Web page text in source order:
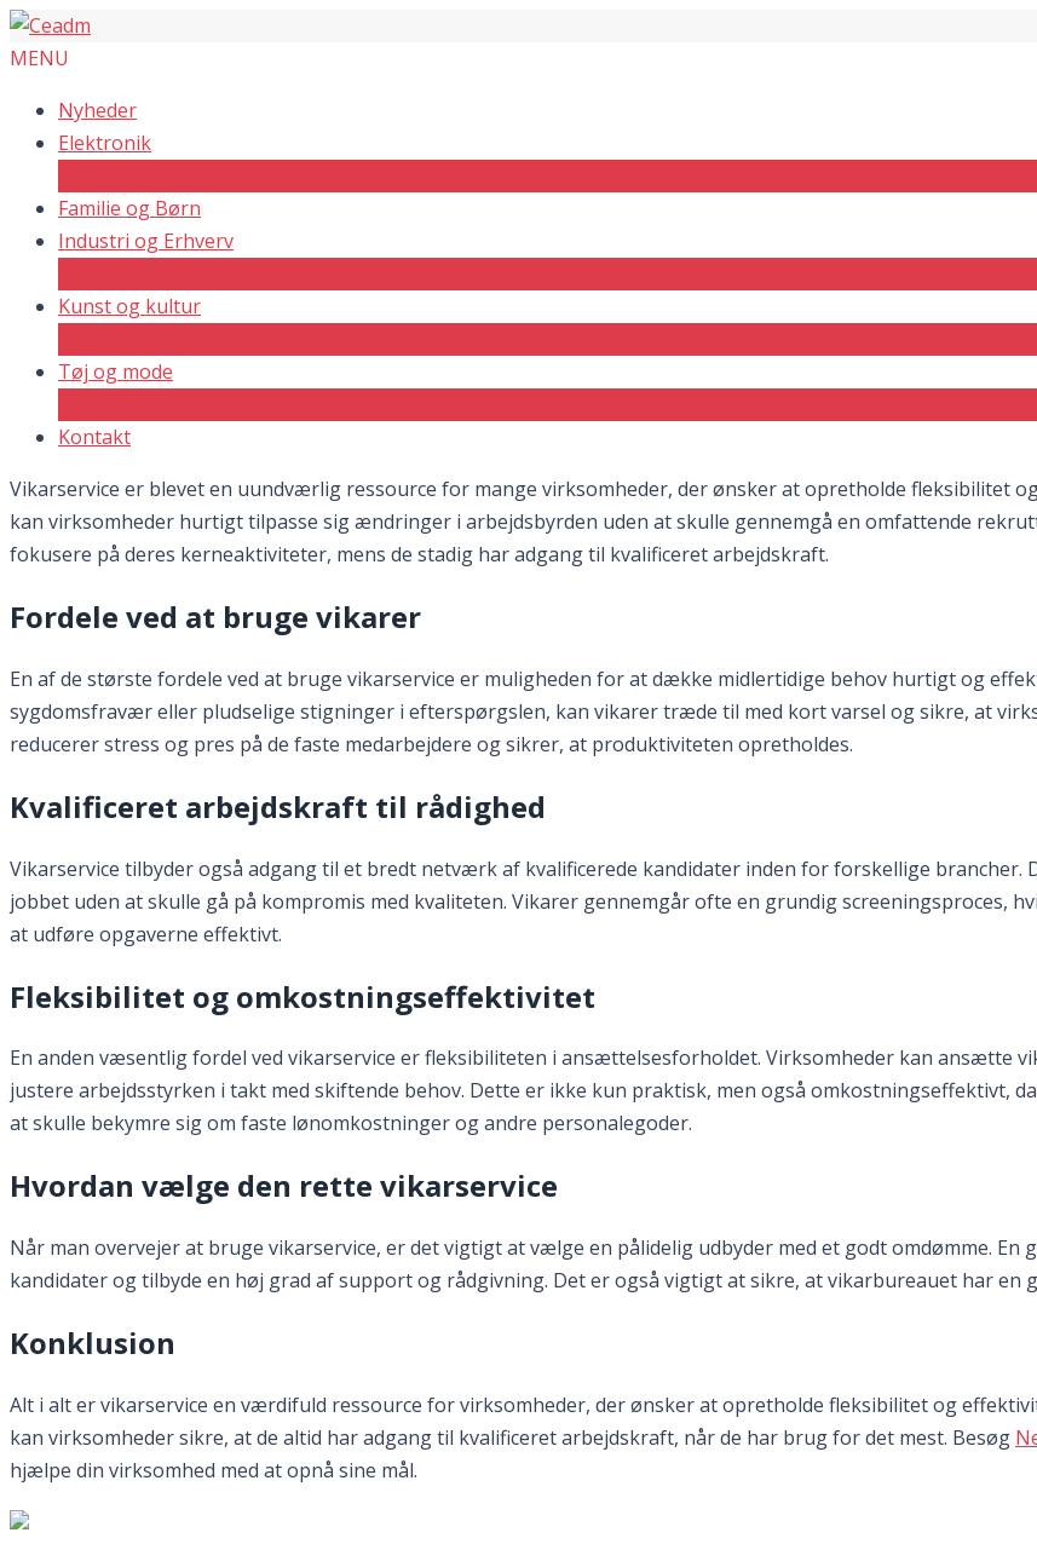
MENU
Nyheder
Elektronik
Familie og Børn
Industri og Erhverv
Kunst og kultur
Tøj og mode
Kontakt
Vikarservice er blevet en uundværlig ressource for mange virksomheder, der ønsker at opretholde fleksibilitet
kan virksomheder hurtigt tilpasse sig ændringer i arbejdsbyrden uden at skulle gennemgå en omfattende
fokusere på deres kerneaktiviteter, mens de stadig har adgang til kvalificeret arbejdskraft.
Fordele ved at bruge vikarer
En af de største fordele ved at bruge vikarservice er muligheden for at dække midlertidige behov hurtigt og
sygdomsfravær eller pludselige stigninger i efterspørgslen, kan vikarer træde til med kort varsel og sikre, at
reducerer stress og pres på de faste medarbejdere og sikrer, at produktiviteten opretholdes.
Kvalificeret arbejdskraft til rådighed
Vikarservice tilbyder også adgang til et bredt netværk af kvalificerede kandidater inden for forskellige
jobbet uden at skulle gå på kompromis med kvaliteten. Vikarer gennemgår ofte en grundig screeningsproces,
at udføre opgaverne effektivt.
Fleksibilitet og omkostningseffektivitet
En anden væsentlig fordel ved vikarservice er fleksibiliteten i ansættelsesforholdet. Virksomheder kan ansætte
justere arbejdsstyrken i takt med skiftende behov. Dette er ikke kun praktisk, men også omkostningseffektivt,
at skulle bekymre sig om faste lønomkostninger og andre personalegoder.
Hvordan vælge den rette vikarservice
Når man overvejer at bruge vikarservice, er det vigtigt at vælge en pålidelig udbyder med et godt omdømme.
kandidater og tilbyde en høj grad af support og rådgivning. Det er også vigtigt at sikre, at vikarbureauet har en
Konklusion
Alt i alt er vikarservice en værdifuld ressource for virksomheder, der ønsker at opretholde fleksibilitet og
kan virksomheder sikre, at de altid har adgang til kvalificeret arbejdskraft, når de har brug for det mest. Besøg
hjælpe din virksomhed med at opnå sine mål.